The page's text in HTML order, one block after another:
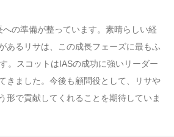
への準備が整っています。素晴らしい経
あるリサは、この成長フェーズに最もふ
。スコットはIASの成功に強いリーダー
きました。今後も顧問役として、リサや
形で貢献してくれることを期待していま